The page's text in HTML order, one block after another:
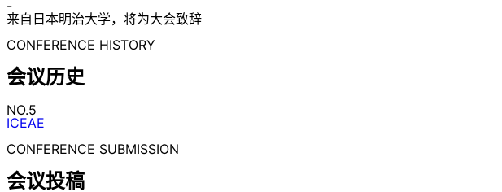
-
来自日本明治大学，将为大会致辞
CONFERENCE HISTORY
会议历史
NO.5
ICEAE
CONFERENCE SUBMISSION
会议投稿